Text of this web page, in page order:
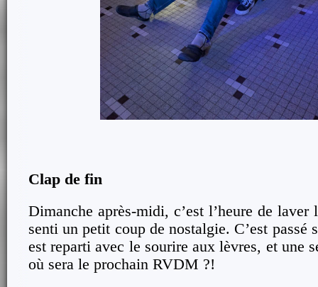
Clap de fin
Dimanche après-midi, c’est l’heure de
senti un petit coup de nostalgie. C’est passé
est reparti avec le sourire aux lèvres, et une
où sera le prochain RVDM ?!